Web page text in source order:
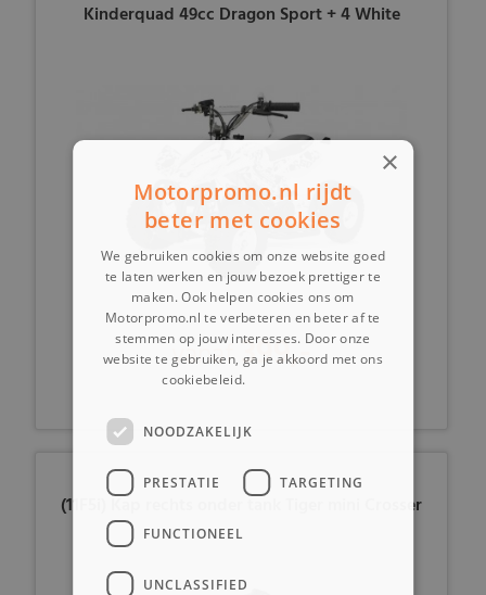
Kinderquad 49cc Dragon Sport + 4 White
vanaf399,-
(11F5i) Kap rechts onder tank Tiger mini Crosser
×
Motorpromo.nl rijdt
beter met cookies
We gebruiken cookies om onze website goed
te laten werken en jouw bezoek prettiger te
maken. Ook helpen cookies ons om
Motorpromo.nl te verbeteren en beter af te
stemmen op jouw interesses. Door onze
website te gebruiken, ga je akkoord met ons
cookiebeleid.
NOODZAKELIJK
PRESTATIE TARGETING
FUNCTIONEEL
UNCLASSIFIED